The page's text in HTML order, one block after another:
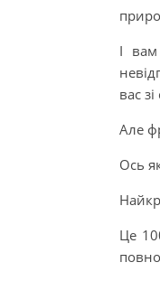
І
вас
Але
Ось
Це